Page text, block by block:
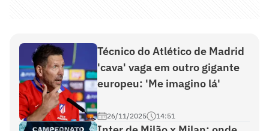
Técnico do Atlético de Madrid
'cava' vaga em outro gigante
europeu: 'Me imagino lá'
26/11/2025 14:51